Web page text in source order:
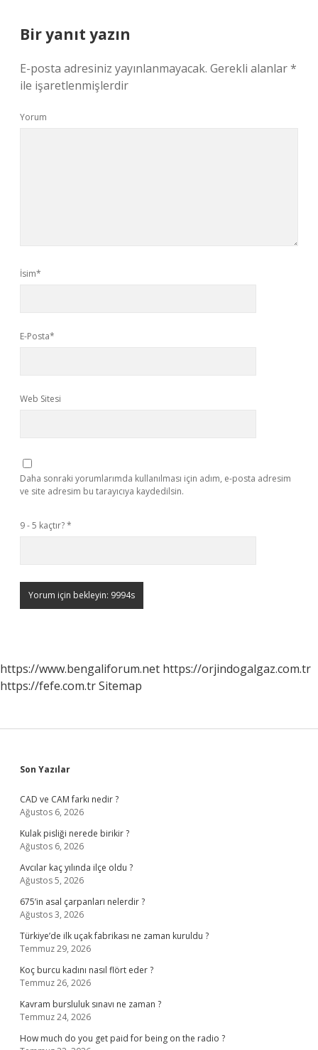
Bir yanıt yazın
E-posta adresiniz yayınlanmayacak. Gerekli alanlar*
ile işaretlenmişlerdir
Yorum
İsim*
E-Posta*
Web Sitesi
Daha sonraki yorumlarımda kullanılması için adım, e-posta adresim
ve site adresim bu tarayıcıya kaydedilsin.
9 - 5 kaçtır?*
https://www.bengaliforum.net https://orjindogalgaz.com.tr
https://fefe.com.trSitemap
Sidebar
Son Yazılar
CAD ve CAM farkı nedir ?
Ağustos 6, 2026
Kulak pisliği nerede birikir ?
Ağustos 6, 2026
Avcılar kaç yılında ilçe oldu ?
Ağustos 5, 2026
675’in asal çarpanları nelerdir ?
Ağustos 3, 2026
Türkiye’de ilk uçak fabrikası ne zaman kuruldu ?
Temmuz 29, 2026
Koç burcu kadını nasıl flört eder ?
Temmuz 26, 2026
Kavram bursluluk sınavı ne zaman ?
Temmuz 24, 2026
How much do you get paid for being on the radio ?